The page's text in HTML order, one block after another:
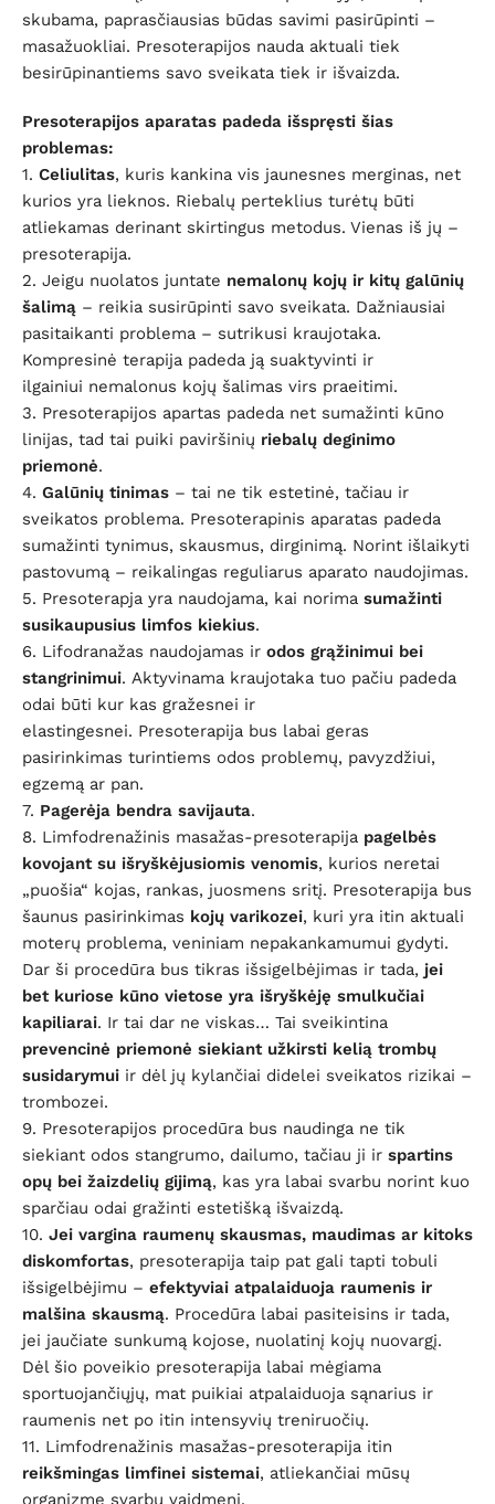
skubama, paprasčiausias būdas savimi pasirūpinti –
masažuokliai. Presoterapijos nauda aktuali tiek
besirūpinantiems savo sveikata tiek ir išvaizda.
Presoterapijos aparatas padeda išspręsti šias
problemas:
1. Celiulitas, kuris kankina vis jaunesnes merginas, net
kurios yra lieknos. Riebalų perteklius turėtų būti
atliekamas derinant skirtingus metodus. Vienas iš jų –
presoterapija.
2. Jeigu nuolatos juntate nemalonų kojų ir kitų galūnių
šalimą – reikia susirūpinti savo sveikata. Dažniausiai
pasitaikanti problema – sutrikusi kraujotaka.
Kompresinė terapija padeda ją suaktyvinti ir
ilgainiui nemalonus kojų šalimas virs praeitimi.
3. Presoterapijos apartas padeda net sumažinti kūno
linijas, tad tai puiki paviršinių riebalų deginimo
priemonė.
4. Galūnių tinimas – tai ne tik estetinė, tačiau ir
sveikatos problema. Presoterapinis aparatas padeda
sumažinti tynimus, skausmus, dirginimą. Norint išlaikyti
pastovumą – reikalingas reguliarus aparato naudojimas.
5. Presoterapja yra naudojama, kai norima sumažinti
susikaupusius limfos kiekius.
6. Lifodranažas naudojamas ir odos grąžinimui bei
stangrinimui. Aktyvinama kraujotaka tuo pačiu padeda
odai būti kur kas gražesnei ir
elastingesnei. Presoterapija bus labai geras
pasirinkimas turintiems odos problemų, pavyzdžiui,
egzemą ar pan.
7. Pagerėja bendra savijauta.
8. Limfodrenažinis masažas-presoterapija pagelbės
kovojant su išryškėjusiomis venomis, kurios neretai
„puošia“ kojas, rankas, juosmens sritį. Presoterapija bus
šaunus pasirinkimas kojų varikozei, kuri yra itin aktuali
moterų problema, veniniam nepakankamumui gydyti.
Dar ši procedūra bus tikras išsigelbėjimas ir tada, jei
bet kuriose kūno vietose yra išryškėję smulkučiai
kapiliarai. Ir tai dar ne viskas… Tai sveikintina
prevencinė priemonė siekiant užkirsti kelią trombų
susidarymui ir dėl jų kylančiai didelei sveikatos rizikai –
trombozei.
9. Presoterapijos procedūra bus naudinga ne tik
siekiant odos stangrumo, dailumo, tačiau ji ir spartins
opų bei žaizdelių gijimą, kas yra labai svarbu norint kuo
sparčiau odai gražinti estetišką išvaizdą.
10. Jei vargina raumenų skausmas, maudimas ar kitoks
diskomfortas, presoterapija taip pat gali tapti tobuli
išsigelbėjimu – efektyviai atpalaiduoja raumenis ir
malšina skausmą. Procedūra labai pasiteisins ir tada,
jei jaučiate sunkumą kojose, nuolatinį kojų nuovargį.
Dėl šio poveikio presoterapija labai mėgiama
sportuojančiųjų, mat puikiai atpalaiduoja sąnarius ir
raumenis net po itin intensyvių treniruočių.
11. Limfodrenažinis masažas-presoterapija itin
reikšmingas limfinei sistemai, atliekančiai mūsų
organizme svarbų vaidmenį.